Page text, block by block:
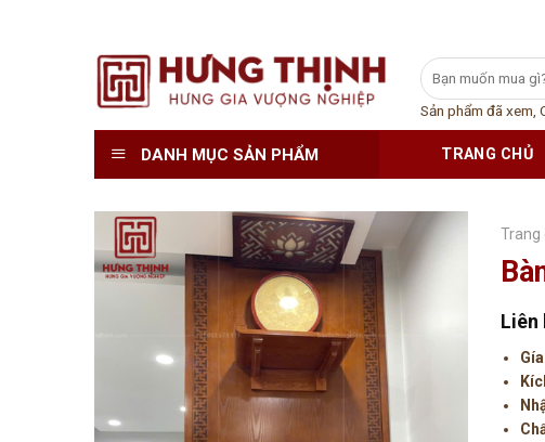
content
Tìm
kiếm:
Sản phẩm đã xem
DANH MỤC SẢN PHẨM TRANG CHỦ
Trang
Liên